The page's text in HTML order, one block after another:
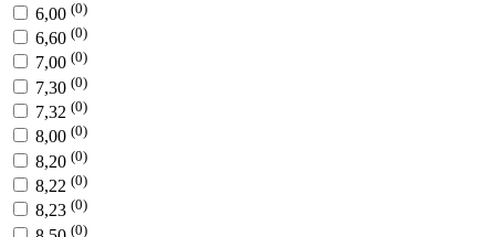
6,00 (0)
6,60 (0)
7,00 (0)
7,30 (0)
7,32 (0)
8,00 (0)
8,20 (0)
8,22 (0)
8,23 (0)
(0)